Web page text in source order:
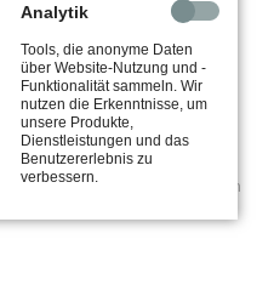
SPD
für
Landtag für ein intensiveres
wie jüngst in Oerlinghausen
Analytik
Tools, die anonyme Daten
über Website-Nutzung und -
Funktionalität sammeln. Wir
nutzen die Erkenntnisse, um
unsere Produkte,
Dienstleistungen und das
Benutzererlebnis zu
verbessern.